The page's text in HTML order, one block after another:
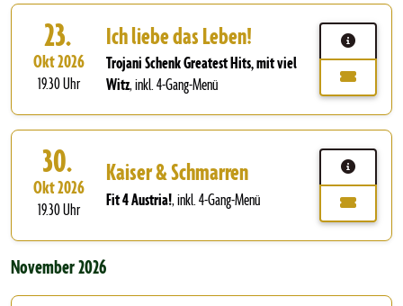
23.
Okt 2026
19.30 Uhr
Ich liebe das Leben!
Trojani Schenk Greatest Hits, mit viel
Witz,inkl. 4-Gang-Menü
30.
Okt 2026
19.30 Uhr
Kaiser & Schmarren
Fit 4 Austria!,inkl. 4-Gang-Menü
November 2026